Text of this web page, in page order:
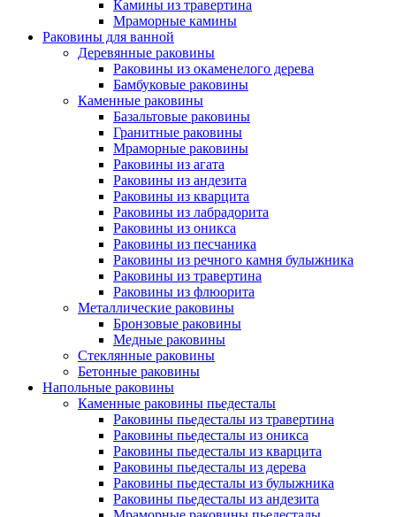
Камины из травертина
Мраморные камины
Раковины для ванной
Деревянные раковины
Раковины из окаменелого дерева
Бамбуковые раковины
Каменные раковины
Базальтовые раковины
Гранитные раковины
Мраморные раковины
Раковины из агата
Раковины из андезита
Раковины из кварцита
Раковины из лабрадорита
Раковины из оникса
Раковины из песчаника
Раковины из речного камня булыжника
Раковины из травертина
Раковины из флюорита
Металлические раковины
Бронзовые раковины
Медные раковины
Стеклянные раковины
Бетонные раковины
Напольные раковины
Каменные раковины пьедесталы
Раковины пьедесталы из травертина
Раковины пьедесталы из оникса
Раковины пьедесталы из кварцита
Раковины пьедесталы из дерева
Раковины пьедесталы из булыжника
Раковины пьедесталы из андезита